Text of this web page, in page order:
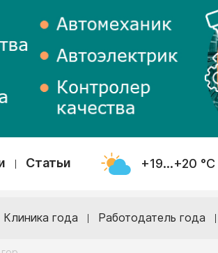
Статьи +19...+20 °С
Клиника года Работодатель года